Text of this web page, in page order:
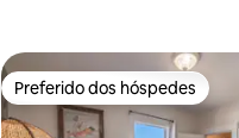
Preferido dos hóspedes
Preferido dos hóspedes